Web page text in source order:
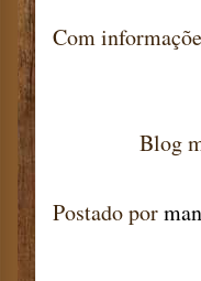
Com
Blog
Postado por